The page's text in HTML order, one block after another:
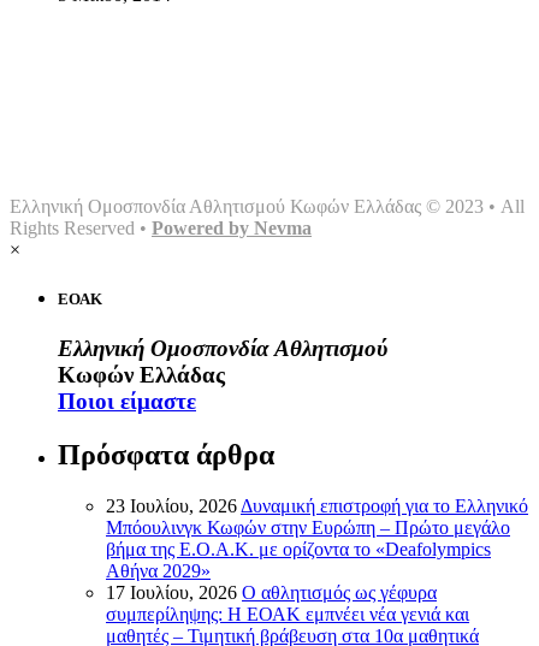
Ελληνική Ομοσπονδία Αθλητισμού Κωφών Ελλάδας © 2023 • All
Rights Reserved • Powered by Nevma
×
ΕΟΑΚ
Ελληνική Ομοσπονδία Αθλητισμού
Κωφών Ελλάδας
Ποιοι είμαστε
Πρόσφατα άρθρα
23 Ιουλίου, 2026 Δυναμική επιστροφή για το Ελληνικό
Μπόουλινγκ Κωφών στην Ευρώπη – Πρώτο μεγάλο
βήμα της Ε.Ο.Α.Κ. με ορίζοντα το «Deafolympics
Αθήνα 2029»
17 Ιουλίου, 2026 Ο αθλητισμός ως γέφυρα
συμπερίληψης: Η ΕΟΑΚ εμπνέει νέα γενιά και
μαθητές – Τιμητική βράβευση στα 10α μαθητικά